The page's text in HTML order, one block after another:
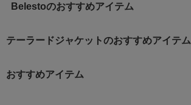
Belestoのおすすめアイテム
テーラードジャケットのおすすめアイテム
おすすめアイテム